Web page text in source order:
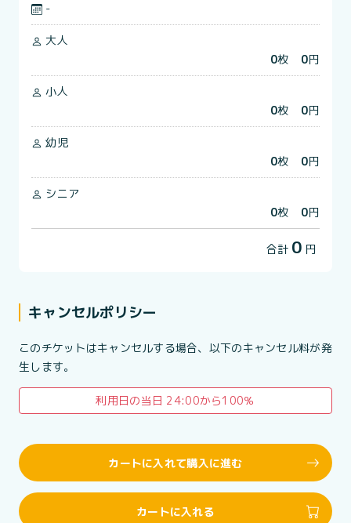
-
大人
0枚 0円
小人
0枚 0円
幼児
0枚 0円
シニア
0枚 0円
合計 0 円
キャンセルポリシー
このチケットはキャンセルする場合、以下のキャンセル料が発
生します。
利用日の当日 24:00から100％
カートに入れて購入に進む
カートに入れる